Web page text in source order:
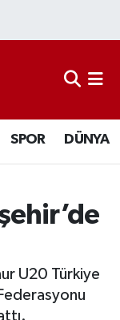
SPOR DÜNYA
U20 Türkiye